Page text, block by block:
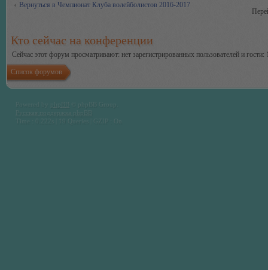
Вернуться в Чемпионат Клуба волейболистов 2016-2017
Кто сейчас на конференции
Сейчас этот форум просматривают: нет зарегистрированных пользователей и гости:
Список форумов
Time : 0.222s | 19 Queries | GZIP : On